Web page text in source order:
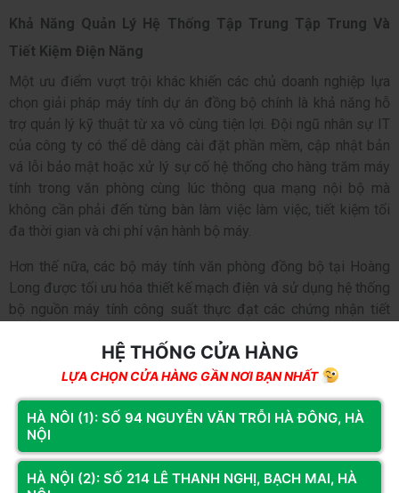
Khả Năng Quản Lý Hệ Thống Tập Trung Tập Trung Và
Tiết Kiệm Điện Năng
Một ưu điểm vượt trội khác khiến các chủ doanh nghiệp lựa
chọn giải pháp máy tính dự án đồng bộ chính là khả năng hỗ
trợ quản lý kỹ thuật từ xa vô cùng tiện lợi. Đội ngũ nhân sự IT
của công ty có thể dễ dàng cài đặt phần mềm, cập nhật bản
vá lỗi bảo mật hoặc xử lý sự cố hệ thống cho hàng trăm máy
tính trong văn phòng cùng lúc thông qua mạng nội bộ mà
không cần phải đến từng bàn làm việc làm việc, tiết kiệm tối
đa thời gian và chi phí vận hành bộ máy.
Hơn thế nữa, các bộ máy tính văn phòng đồng bộ tại Hoàng
Long được tối ưu hóa thiết kế mạch điện và sử dụng hệ thống
bộ nguồn máy tính công suất thực đạt các chứng nhận tiết
được cắt giảm tới 30% so với các cấu hình cũ, giúp doanh
nghiệp tiết kiệm một khoản chi phí hóa đơn tiền điện khổng lồ
hàng tháng hàng tháng. Thiết kế ngoại hình của cỗ máy cũng
hướng đến sự tinh tế, lịch lãm lịch lãm với kích thước nhỏ gọn
gọn gàng, phù hợp hoàn hảo với không gian văn phòng làm
việc hiện đại, năng động, khác biệt hoàn toàn với các mẫu vỏ
case hầm hố của dòng PC gaming giải trí.
HỆ THỐNG CỬA HÀNG
LỰA CHỌN CỬA HÀNG GẦN NƠI BẠN NHẤT
HÀ NÔI (1): SỐ 94 NGUYỄN VĂN TRỖI HÀ ĐÔNG, HÀ
NỘI
HÀ NỘI (2): SỐ 214 LÊ THANH NGHỊ, BẠCH MAI, HÀ